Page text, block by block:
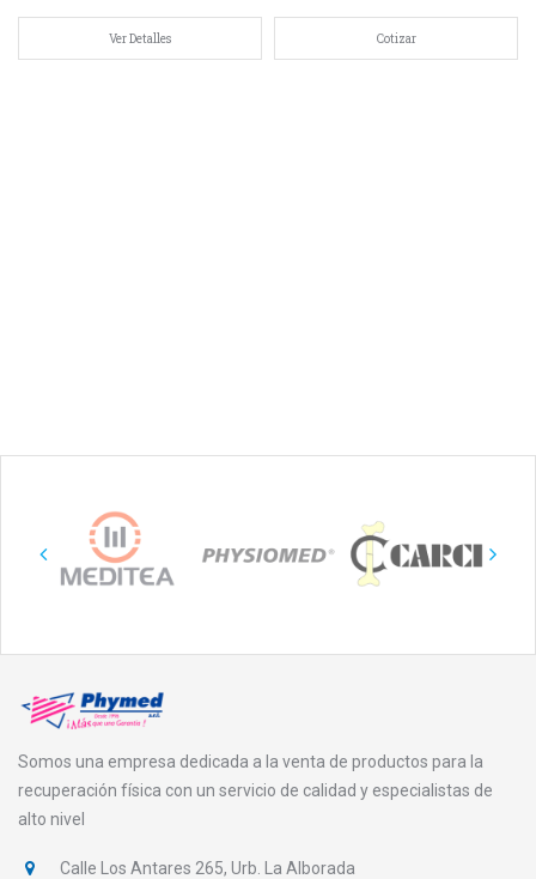
Ver Detalles Cotizar
Somos una empresa dedicada a la venta de productos para la
recuperación física con un servicio de calidad y especialistas de
alto nivel
Calle Los Antares 265, Urb. La Alborada